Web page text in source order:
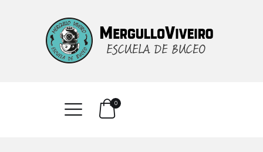
0
INICIO
CURSOS
SERVICIOS